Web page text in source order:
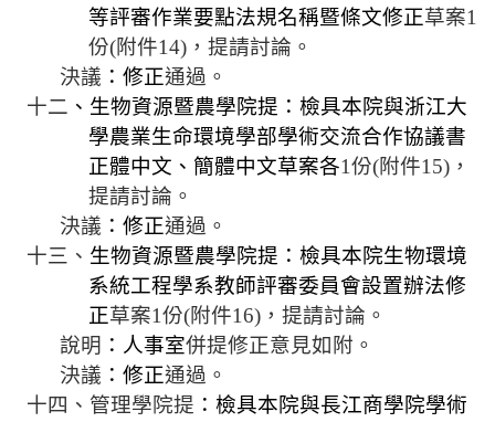
等評審作業要點法規名稱暨條文修正草案1
份(附件14) ，提請討論。
決議 ：修正通過。
十二 、生物資源暨農學院提：檢具本院與浙江大
學農業生命環境學部學術交流合作協議書
正體中文、簡體中文草案各1份(附件15) ，
提請討論。
決議 ：修正通過。
十三、 生物資源暨農學院提：檢具本院生物環境
系統工程學系教師評審委員會設置辦法修
正草案1份(附件16) ，提請討論。
說明 ：人事室併提修正意見如 附 。
決議 ：修正通過。
十四、管理學院提 ：檢具本院與長江商學院學術